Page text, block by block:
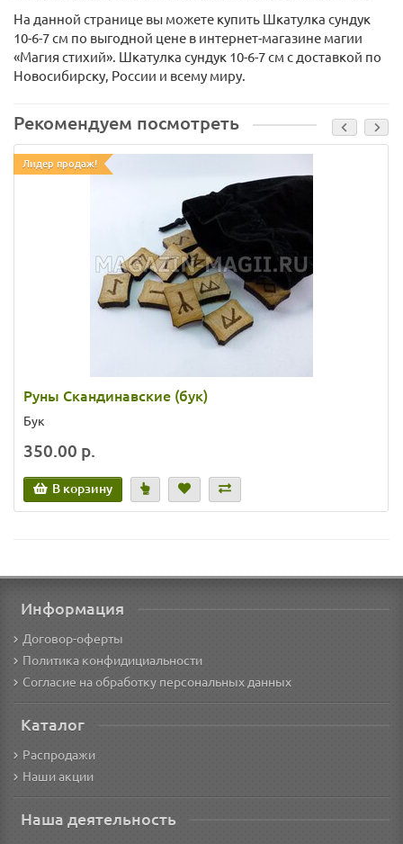
На данной странице вы можете купить Шкатулка сундук
10-6-7 см по выгодной цене в интернет-магазине магии
«Магия стихий». Шкатулка сундук 10-6-7 см с доставкой по
Новосибирску, России и всему миру.
Рекомендуем посмотреть
Лидер продаж!
Руны Скандинавские (бук)
Бук
350.00 р.
В корзину
Информация
Договор-оферты
Политика конфидициальности
Согласие на обработку персональных данных
Каталог
Распродажи
Наши акции
Наша деятельность